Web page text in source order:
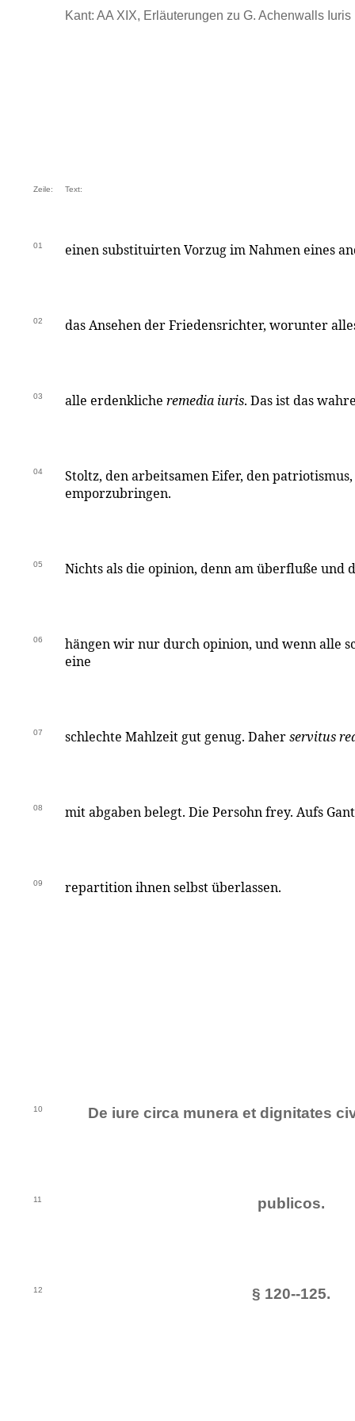
Kant: AA XIX, Erläuterungen zu G. Achenwalls Iuris
Zeile: Text:
01 einen substituirten Vorzug im Nahmen eines
02 das Ansehen der Friedensrichter, worunter
03 alle erdenkliche remedia iuris. Das ist das
04
Stoltz, den arbeitsamen Eifer, den
emporzubringen.
05 Nichts als die opinion, denn am überfluße und
06
hängen wir nur durch opinion, und wenn alle
eine
07 schlechte Mahlzeit gut genug. Daherservitus
08 mit abgaben belegt. Die Persohn frey. Aufs
09 repartition ihnen selbst überlassen.
10 De iure circa munera et dignitates
11 publicos.
12 § 120--125.